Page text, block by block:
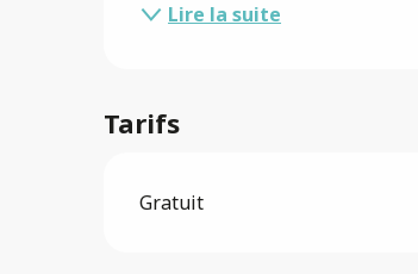
Lire la suite
Tarifs
Gratuit